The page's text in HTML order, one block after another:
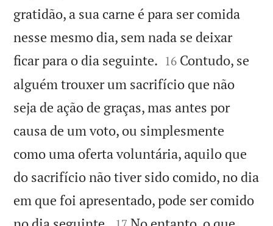
gratidão, a sua carne é para ser comida
nesse mesmo dia, sem nada se deixar
ficar para o dia seguinte. 

16 Contudo, se
alguém trouxer um sacrifício que não
seja de ação de graças, mas antes por
causa de um voto, ou simplesmente
como uma oferta voluntária, aquilo que
do sacrifício não tiver sido comido, no dia
em que foi apresentado, pode ser comido